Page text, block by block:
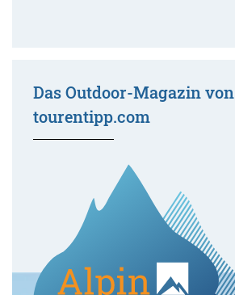
Das Outdoor-Magazin von
tourentipp.com